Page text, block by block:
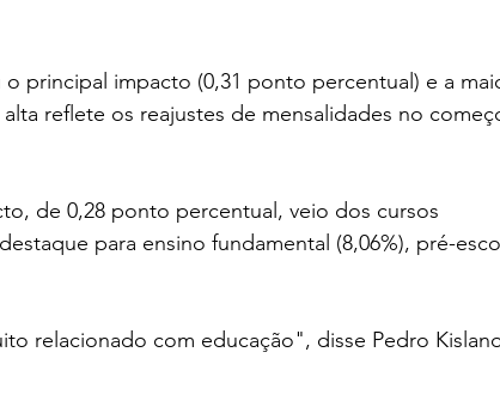
principal impacto (0,31 ponto percentual) e a
reflete os reajustes de mensalidades no
de 0,28 ponto percentual, veio dos cursos
para ensino fundamental (8,06%), pré-
relacionado com educação", disse Pedro